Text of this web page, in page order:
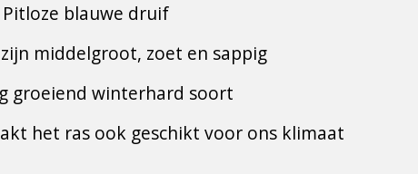
Pitloze blauwe druif
middelgroot, zoet en sappig
groeiend winterhard soort
het ras ook geschikt voor ons klimaat